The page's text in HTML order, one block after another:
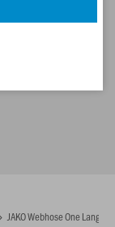
JAKO Webhose One